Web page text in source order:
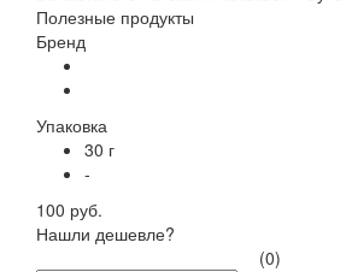
Бренд
Упаковка
30 г
-
100 руб.
Нашли дешевле?
(0)